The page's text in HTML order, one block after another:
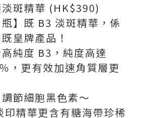
斑精華 (HK$390)
】既 B3 淡斑精華，係
皇牌產品！
純度 B3，純度高達
，更有效加速角質層更
節細胞黑色素～
印精華更含有糖海帶珍稀